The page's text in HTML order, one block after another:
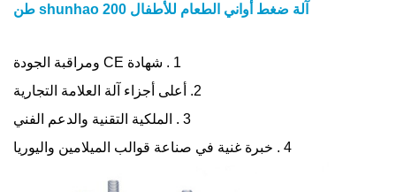
آلة ضغط أواني الطعام للأطفال shunhao 200 طن
1 . شهادة CE ومراقبة الجودة
2.
أعلى أجزاء آلة العلامة التجارية
3 . الملكية التقنية والدعم الفني
4 . خبرة غنية في صناعة قوالب الميلامين واليوريا